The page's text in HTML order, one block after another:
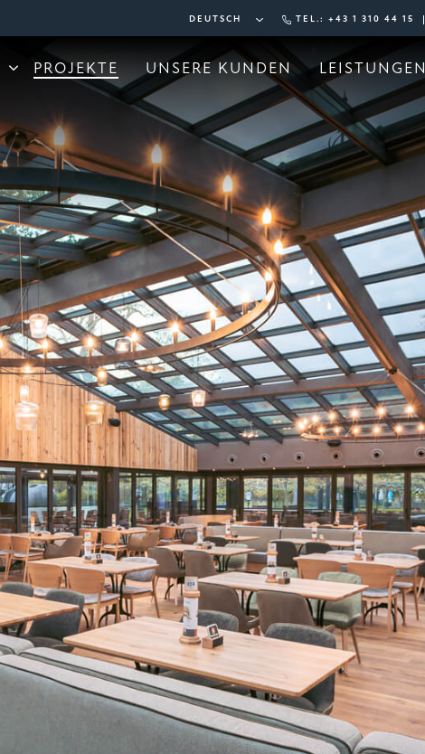
TEL.: +43 1 310 44 15
PROJEKTE UNSERE KUNDEN LEISTUNGEN